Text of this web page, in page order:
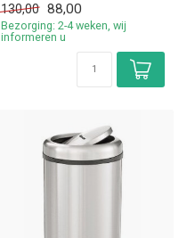
✓ Staal
✓ Br...
130,00 88,00
Bezorging: 2-4 weken, wij
informeren u